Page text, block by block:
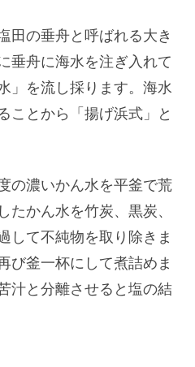
田の垂舟と呼ばれる大き
垂舟に海水を注ぎ入れて
」を流し採ります。海水
ことから「揚げ浜式」と
の濃いかん水を平釜で荒
かん水を竹炭、黒炭、
して不純物を取り除きま
び釜一杯にして煮詰めま
汁と分離させると塩の結